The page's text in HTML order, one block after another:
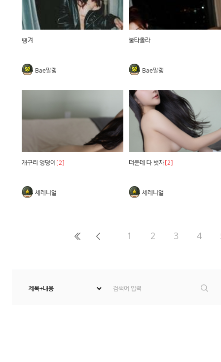
떙겨
Bae말랭
불타올라
Bae말랭
개구리 엉덩이 [2]
세레니얼
더운데 다 벗자 [2]
세레니얼
1 2 3 4